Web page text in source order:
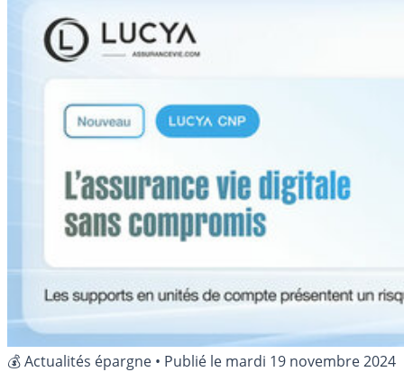
💰 Actualités épargne • Publié le mardi 19 novembre 2024